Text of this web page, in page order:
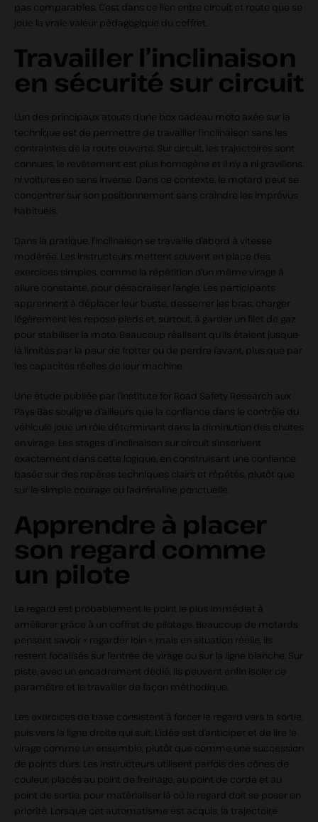
pas comparables. C’est dans ce lien entre circuit et route que se
joue la vraie valeur pédagogique du coffret.
Travailler l’inclinaison
en sécurité sur circuit
L’un des principaux atouts d’une box cadeau moto axée sur la
technique est de permettre de travailler l’inclinaison sans les
contraintes de la route ouverte. Sur circuit, les trajectoires sont
connues, le revêtement est plus homogène et il n’y a ni gravillons,
ni voitures en sens inverse. Dans ce contexte, le motard peut se
concentrer sur son positionnement sans craindre les imprévus
habituels.
Dans la pratique, l’inclinaison se travaille d’abord à vitesse
modérée. Les instructeurs mettent souvent en place des
exercices simples, comme la répétition d’un même virage à
allure constante, pour désacraliser l’angle. Les participants
apprennent à déplacer leur buste, desserrer les bras, charger
légèrement les repose-pieds et, surtout, à garder un filet de gaz
pour stabiliser la moto. Beaucoup réalisent qu’ils étaient jusque-
là limités par la peur de frotter ou de perdre l’avant, plus que par
les capacités réelles de leur machine.
Une étude publiée par l’Institute for Road Safety Research aux
Pays-Bas souligne d’ailleurs que la confiance dans le contrôle du
véhicule joue un rôle déterminant dans la diminution des chutes
en virage. Les stages d’inclinaison sur circuit s’inscrivent
exactement dans cette logique, en construisant une confiance
basée sur des repères techniques clairs et répétés, plutôt que
sur le simple courage ou l’adrénaline ponctuelle.
Apprendre à placer
son regard comme
un pilote
Le regard est probablement le point le plus immédiat à
améliorer grâce à un coffret de pilotage. Beaucoup de motards
pensent savoir « regarder loin », mais en situation réelle, ils
restent focalisés sur l’entrée de virage ou sur la ligne blanche. Sur
piste, avec un encadrement dédié, ils peuvent enfin isoler ce
paramètre et le travailler de façon méthodique.
Les exercices de base consistent à forcer le regard vers la sortie,
puis vers la ligne droite qui suit. L’idée est d’anticiper et de lire le
virage comme un ensemble, plutôt que comme une succession
de points durs. Les instructeurs utilisent parfois des cônes de
couleur, placés au point de freinage, au point de corde et au
point de sortie, pour matérialiser là où le regard doit se poser en
priorité. Lorsque cet automatisme est acquis, la trajectoire